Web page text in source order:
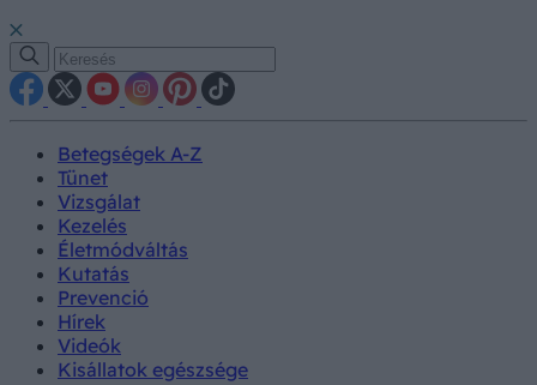
Betegségek A-Z
Tünet
Vizsgálat
Kezelés
Életmódváltás
Kutatás
Prevenció
Hírek
Videók
Kisállatok egészsége